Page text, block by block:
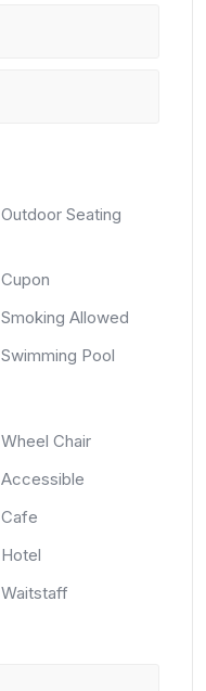
Outdoor Seating
Cupon
Smoking Allowed
Swimming Pool
Wheel Chair
Accessible
Cafe
Hotel
Waitstaff